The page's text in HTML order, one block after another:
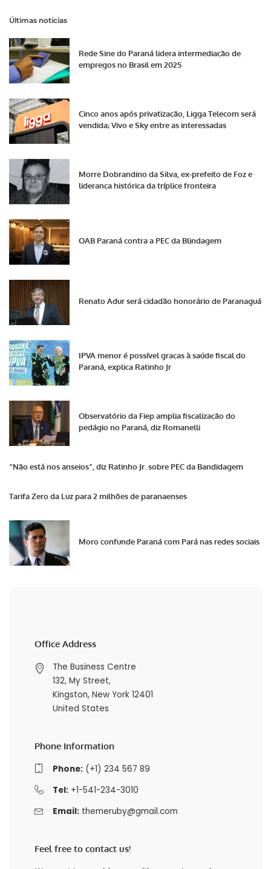
Últimas notícias
Rede Sine do Paraná lidera intermediação de
empregos no Brasil em 2025
Cinco anos após privatização, Ligga Telecom será
vendida; Vivo e Sky entre as interessadas
Morre Dobrandino da Silva, ex-prefeito de Foz e
liderança histórica da tríplice fronteira
OAB Paraná contra a PEC da Blindagem
Renato Adur será cidadão honorário de Paranaguá
IPVA menor é possível graças à saúde fiscal do
Paraná, explica Ratinho Jr
Observatório da Fiep amplia fiscalização do
pedágio no Paraná, diz Romanelli
“Não está nos anseios”, diz Ratinho Jr. sobre PEC da Bandidagem
Tarifa Zero da Luz para 2 milhões de paranaenses
Moro confunde Paraná com Pará nas redes sociais
Office Address
The Business Centre
132, My Street,
Kingston, New York 12401
United States
Phone Information
Phone:(+1) 234 567 89
Tel:+1-541-234-3010
Email: themeruby@gmail.com
Feel free to contact us!